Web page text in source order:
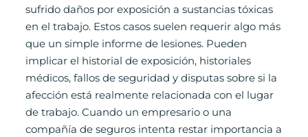
sufrido daños por exposición a sustancias tóxicas
en el trabajo. Estos casos suelen requerir algo más
que un simple informe de lesiones. Pueden
implicar el historial de exposición, historiales
médicos, fallos de seguridad y disputas sobre si la
afección está realmente relacionada con el lugar
de trabajo. Cuando un empresario o una
compañía de seguros intenta restar importancia a